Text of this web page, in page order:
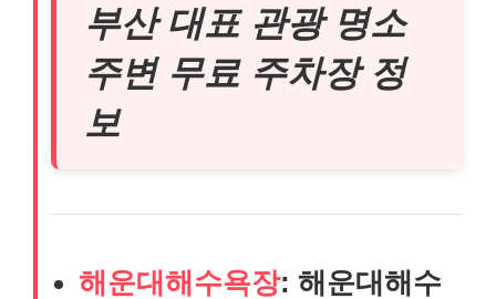
부산 대표 관광 명소
주변 무료 주차장 정
보
해운대해수욕장: 해운대해수